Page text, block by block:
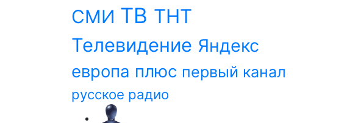
СМИ ТВ ТНТ
Телевидение Яндекс
европа плюс первый канал
русское радио